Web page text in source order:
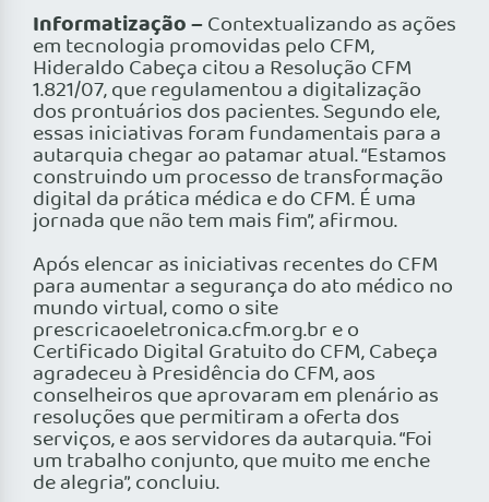
Informatização –Contextualizando as ações
em tecnologia promovidas pelo CFM,
Hideraldo Cabeça citou a Resolução CFM
1.821/07, que regulamentou a digitalização
dos prontuários dos pacientes. Segundo ele,
essas iniciativas foram fundamentais para a
autarquia chegar ao patamar atual. “Estamos
construindo um processo de transformação
digital da prática médica e do CFM. É uma
jornada que não tem mais fim”, afirmou.
Após elencar as iniciativas recentes do CFM
para aumentar a segurança do ato médico no
mundo virtual, como o site
prescricaoeletronica.cfm.org.br e o
Certificado Digital Gratuito do CFM, Cabeça
agradeceu à Presidência do CFM, aos
conselheiros que aprovaram em plenário as
resoluções que permitiram a oferta dos
serviços, e aos servidores da autarquia. “Foi
um trabalho conjunto, que muito me enche
de alegria”, concluiu.